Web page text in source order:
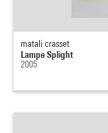
matali crasset
Lampe Splight
2005